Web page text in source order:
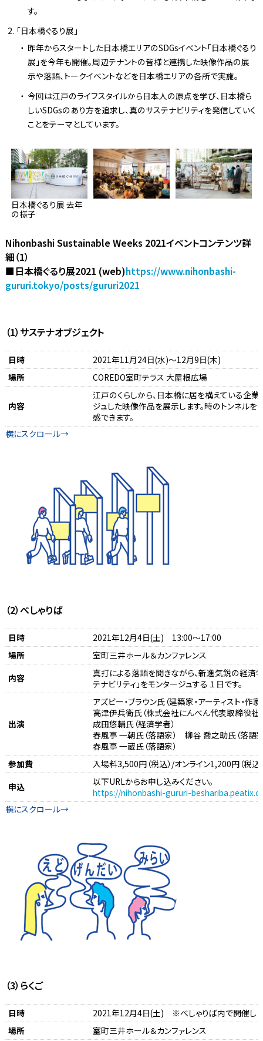
す。
「日本橋ぐるり展」
昨年からスタートした日本橋エリアのSDGsイベント「日本橋ぐるり
展」を今年も開催。周辺テナントの皆様と連携した映像作品の展
示や落語、トークイベントなどを日本橋エリアの各所で実施。
今回は江戸のライフスタイルから日本人の原点を学び、日本橋ら
しいSDGsのあり方を追求し、真のサステナビリティを発信していく
ことをテーマとしています。
日本橋ぐるり展 去年
の様子
Nihonbashi Sustainable Weeks 2021イベントコンテンツ詳
細（1）
■日本橋ぐるり展2021 (web)https://www.nihonbashi-
gururi.tokyo/posts/gururi2021
（1）サステナオブジェクト
日時
2021年11月24日(水)～12月9日(木)
場所
COREDO室町テラス 大屋根広場
内容
江戸のくらしから、日本橋に居を構えている企
ジュした映像作品を展示します。時のトンネルを
感できます。
（2）べしゃりば
日時
2021年12月4日(土) 13:00～17:00
場所
室町三井ホール＆カンファレンス
内容
真打による落語を聞きながら、新進気鋭の経済
テナビリティ」をモンタージュする １日です。
出演
アズビー・ブラウン氏（建築家・アーティスト・作家
高津伊兵衛氏（株式会社にんべん代表取締役社
成田悠輔氏（経済学者）
春風亭 一朝氏（落語家） 柳谷 喬之助氏（落語
春風亭 一蔵氏（落語家）
参加費
入場料3,500円（税込）/オンライン1,200円（税込
申込
以下URLからお申し込みください。
https://nihonbashi-gururi-
（3）らくご
日時
2021年12月4日(土) ※べしゃりば内で開催し
場所
室町三井ホール＆カンファレンス